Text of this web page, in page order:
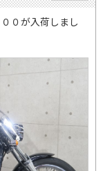
０が入荷しまし